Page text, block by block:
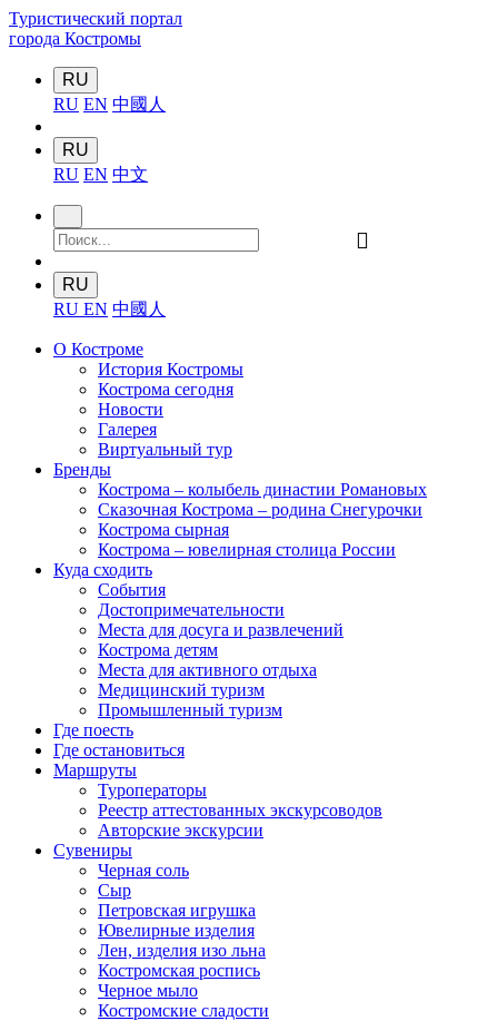
Туристический портал
города Костромы
RU
RU EN 中國人
RU
RU EN 中文
󰍉
RU
RU EN 中國人
О Костроме
История Костромы
Кострома сегодня
Новости
Галерея
Виртуальный тур
Бренды
Кострома – колыбель династии Романовых
Сказочная Кострома – родина Снегурочки
Кострома сырная
Кострома – ювелирная столица России
Куда сходить
События
Достопримечательности
Места для досуга и развлечений
Кострома детям
Места для активного отдыха
Медицинский туризм
Промышленный туризм
Где поесть
Где остановиться
Маршруты
Туроператоры
Реестр аттестованных экскурсоводов
Авторские экскурсии
Сувениры
Черная соль
Сыр
Петровская игрушка
Ювелирные изделия
Лен, изделия изо льна
Костромская роспись
Черное мыло
Костромские сладости